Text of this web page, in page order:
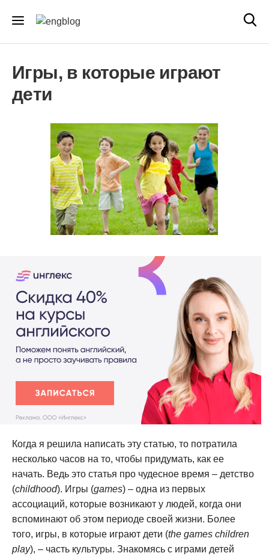
Игры, в которые играют
дети
Когда я решила написать эту статью, то потратила
несколько часов на то, чтобы придумать, как ее
начать. Ведь это статья про чудесное время – детство
(childhood). Игры (games) – одна из первых
ассоциаций, которые возникают у людей, когда они
вспоминают об этом периоде своей жизни. Более
того, игры, в которые играют дети (the games children
play), – часть культуры. Знакомясь с играми детей